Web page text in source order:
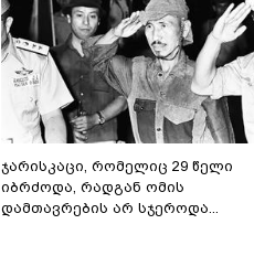
ჯარისკაცი, რომელიც 29 წელი
იბრძოდა, რადგან ომის
დამთავრების არ სჯეროდა...